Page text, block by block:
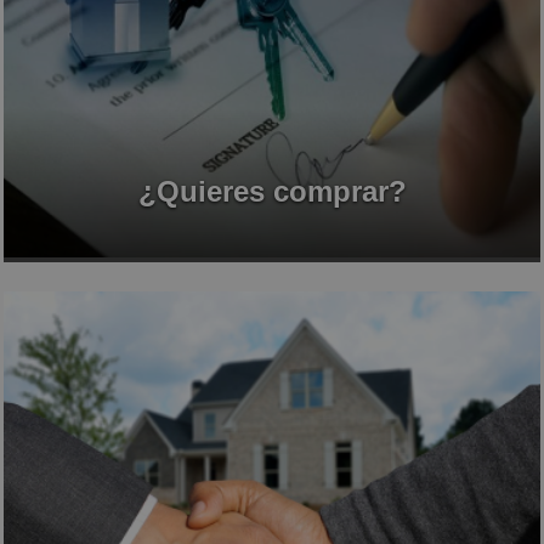
¿Quieres comprar?